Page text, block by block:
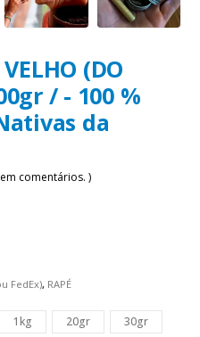
(DO
/ - 100 %
da
comentários. )
FedEx), RAPÉ
1kg 20gr
30gr